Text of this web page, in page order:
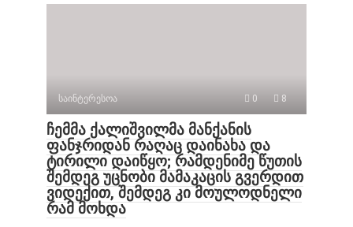
საინტერესოა 0 8
ჩემმა ქალიშვილმა მანქანის
ფანჯრიდან რაღაც დაინახა და
ტირილი დაიწყო; რამდენიმე წუთის
შემდეგ უცნობი მამაკაცის გვერდით
ვიდექით, შემდეგ კი მოულოდნელი
რამ მოხდა